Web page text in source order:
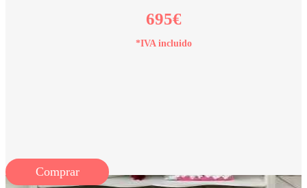
695€
*IVA incluido
Comprar